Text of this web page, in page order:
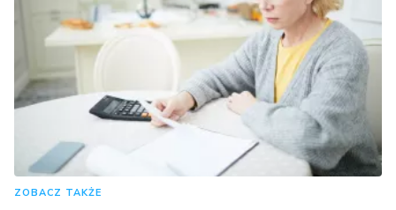
ZOBACZ TAKŻE